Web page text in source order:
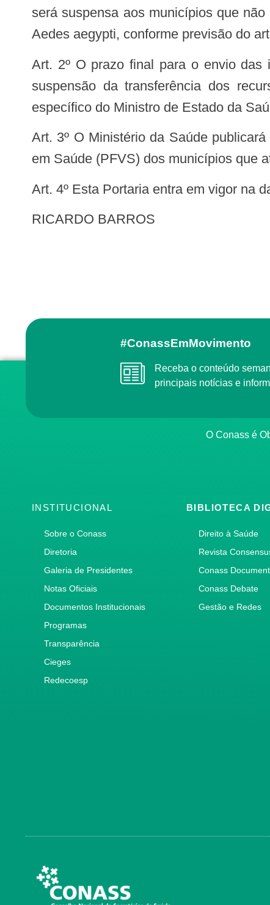
será suspensa aos municípios que
Aedes aegypti, conforme previsão do
Art. 2º O prazo final para o envio das informações será até o dia 31 de dezembro de 2017 e a relação dos municípios com
suspensão da transferência dos
específico do Ministro de Estado da
Art. 3º O Ministério da Saúde publicará portaria restabelecendo a regular transferência dos recursos do Piso Fixo de Vigilância
em Saúde (PFVS) dos municípios que
Art. 4º Esta Portaria entra em vigor na
RICARDO BARROS
#ConassEmMovimento
Receba o conteúdo semanal do Conass com as
principais notícias e
O Conass é
INSTITUCIONAL
Sobre o Conass
Diretoria
Galeria de Presidentes
Notas Oficiais
Documentos Institucionais
Programas
Transparência
Cieges
Redecoesp
BIBLIOTECA
Direito à Saúde
Revista
Conass
Conass Debate
Gestão e Redes